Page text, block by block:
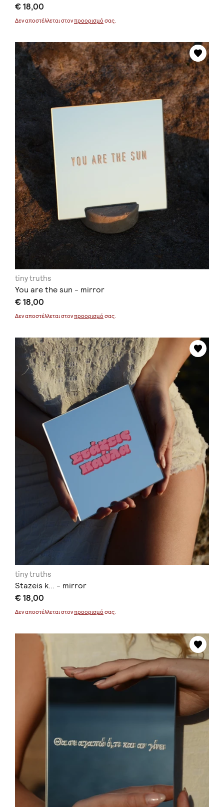
€ 18,00
Δεν αποστέλλεται στονπροορισμό σας.
tiny truths
You are the sun - mirror
€ 18,00
Δεν αποστέλλεται στονπροορισμό σας.
tiny truths
Stazeis k... - mirror
€ 18,00
Δεν αποστέλλεται στονπροορισμό σας.